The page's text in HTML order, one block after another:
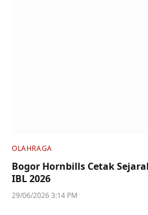
OLAHRAGA
Bogor Hornbills Cetak
IBL 2026
29/06/2026 3:14 PM